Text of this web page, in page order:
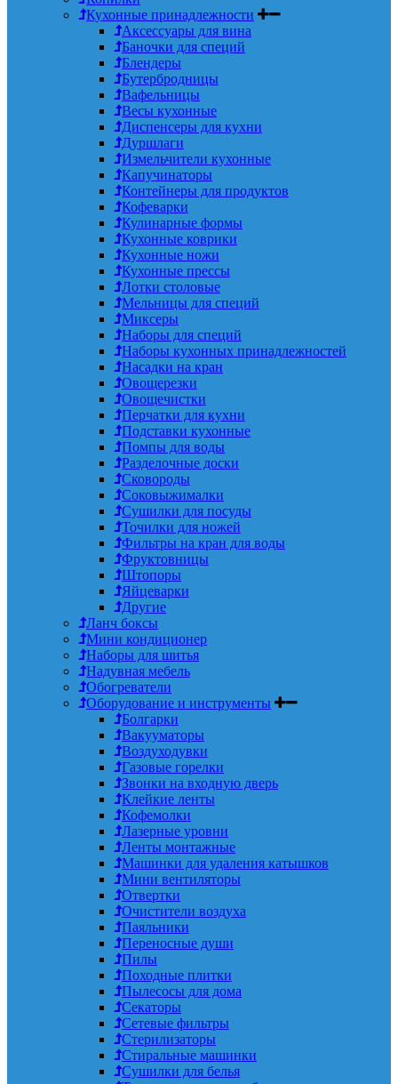
Кухонные принадлежности
Аксессуары для вина
Баночки для специй
Блендеры
Бутербродницы
Вафельницы
Весы кухонные
Диспенсеры для кухни
Дуршлаги
Измельчители кухонные
Капучинаторы
Контейнеры для продуктов
Кофеварки
Кулинарные формы
Кухонные коврики
Кухонные ножи
Кухонные прессы
Лотки столовые
Мельницы для специй
Миксеры
Наборы для специй
Наборы кухонных принадлежностей
Насадки на кран
Овощерезки
Овощечистки
Перчатки для кухни
Подставки кухонные
Помпы для воды
Разделочные доски
Сковороды
Соковыжималки
Сушилки для посуды
Точилки для ножей
Фильтры на кран для воды
Фруктовницы
Штопоры
Яйцеварки
Другие
Ланч боксы
Мини кондиционер
Наборы для шитья
Надувная мебель
Обогреватели
Оборудование и инструменты
Болгарки
Вакууматоры
Воздуходувки
Газовые горелки
Звонки на входную дверь
Клейкие ленты
Кофемолки
Лазерные уровни
Ленты монтажные
Машинки для удаления катышков
Мини вентиляторы
Отвертки
Очистители воздуха
Паяльники
Переносные души
Пилы
Походные плитки
Пылесосы для дома
Секаторы
Сетевые фильтры
Стерилизаторы
Стиральные машинки
Сушилки для белья